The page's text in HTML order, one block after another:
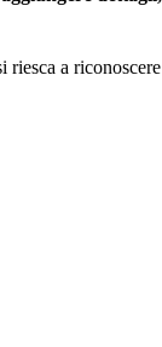
riesca a riconoscere